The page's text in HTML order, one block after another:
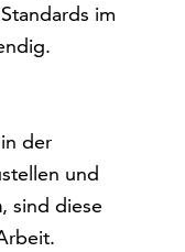
im
in der
und
, sind diese